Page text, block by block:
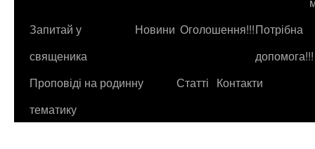
контенту
Запитай у
священика
Новини Оголошення!!!Потрібна
допомога!!!
Проповіді на родинну
тематику
Статті Контакти